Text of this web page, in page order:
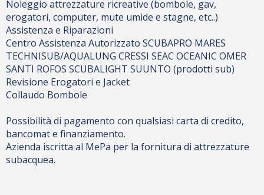
Noleggio attrezzature ricreative (bombole, gav,
erogatori, computer, mute umide e stagne, etc..)
Assistenza e Riparazioni
Centro Assistenza Autorizzato SCUBAPRO MARES
TECHNISUB/AQUALUNG CRESSI SEAC OCEANIC OMER
SANTI ROFOS SCUBALIGHT SUUNTO (prodotti sub)
Revisione Erogatori e Jacket
Collaudo Bombole
Possibilità di pagamento con qualsiasi carta di credito,
bancomat e finanziamento.
Azienda iscritta al MePa per la fornitura di attrezzature
subacquea.